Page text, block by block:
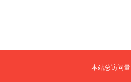
本站总访问量